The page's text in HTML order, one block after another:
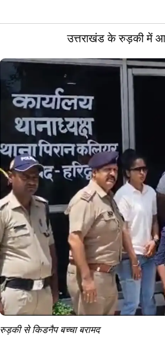
उत्तराखंड के रुड़की में
रुड़की से किडनैप बच्चा बरामद